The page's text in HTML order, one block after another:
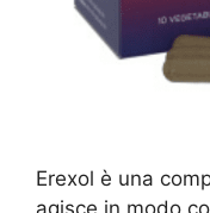
Erexol è una